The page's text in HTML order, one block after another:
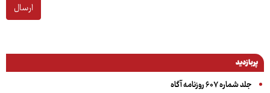
ارسال
پربازدید
جلد شماره ۶۰۷ روزنامه آگاه